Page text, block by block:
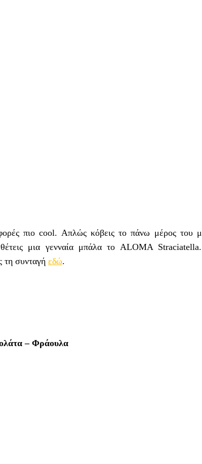
πιο cool. Απλώς κόβεις το πάνω μέρος του
μια γενναία μπάλα το ALOMA
τη συνταγή εδώ.
– Φράουλα